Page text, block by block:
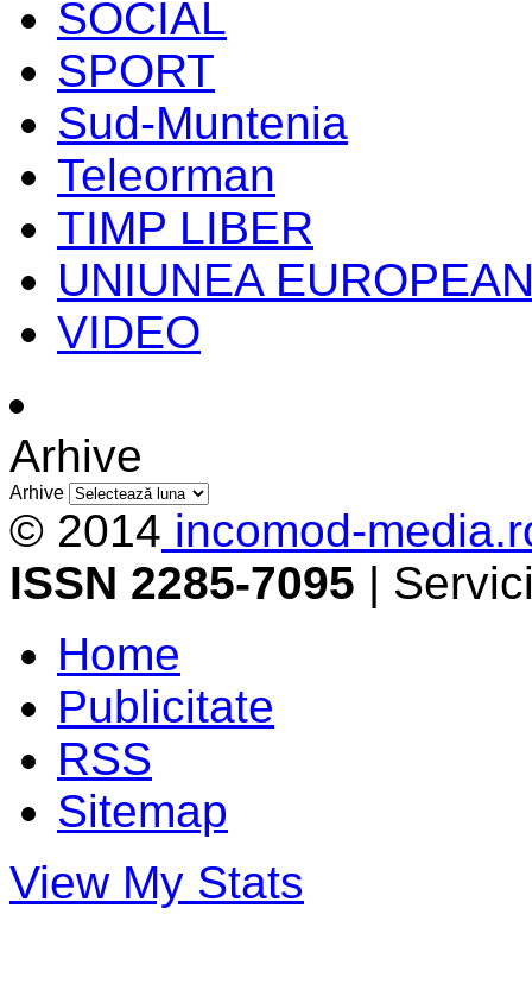
SOCIAL
SPORT
Sud-Muntenia
Teleorman
TIMP LIBER
UNIUNEA
VIDEO
Arhive
Arhive
© 2014 incomod-
ISSN 2285-7095 |
Home
Publicitate
RSS
Sitemap
View My Stats